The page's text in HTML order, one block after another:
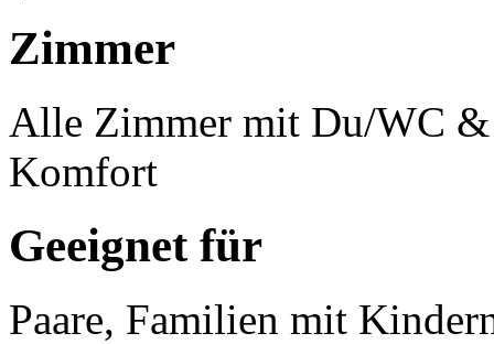
Zimmer
Alle Zimmer mit Du/WC
Komfort
Geeignet für
Paare, Familien mit